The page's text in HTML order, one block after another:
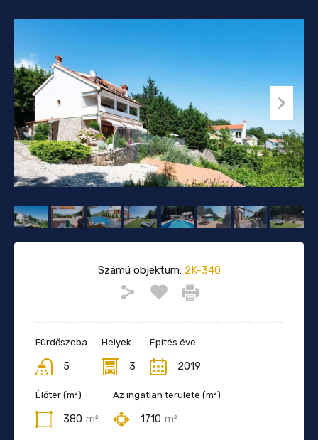
Számú objektum:2K-340
Fürdőszoba
5
Helyek
3
Építés éve
2019
Élőtér (m²)
380 m²
Az ingatlan területe (m²)
1710 m²